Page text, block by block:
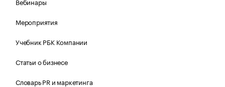
Мероприятия
Учебник РБК Компании
Статьи о бизнесе
Словарь PR и маркетинга